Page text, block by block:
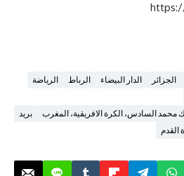
البيضاء الرباط
الرياضة
الكرة الافريقية، المغرب
بريد